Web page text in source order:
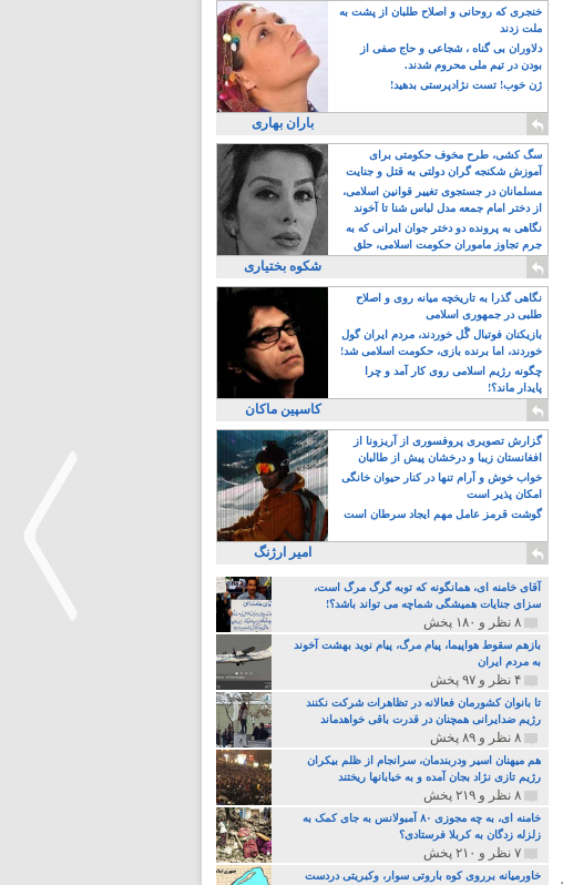
خنجری که روحانی و اصلاح طلبان از پشت به
ملت زدند
دلاوران بی گناه ، شجاعی و حاج صفی از
بودن در تیم ملی محروم شدند.
ژن خوب! تست نژادپرستی بدهید!
باران بهاری
سگ کشی، طرح مخوف حکومتی برای
آموزش شکنجه گران دولتی به قتل و جنایت
بیشتر
مسلمانان در جستجوی تغییر قوانین اسلامی،
از دختر امام جمعه مدل لباس شنا تا آخوند
مسلمان همجنسگرا!
نگاهی به پرونده دو دختر جوان ایرانی که به
جرم تجاوز ماموران حکومت اسلامی، حلق
آویز شدند!
شکوه بختیاری
نگاهی گذرا به تاریخچه میانه روی و اصلاح
طلبی در جمهوری اسلامی
بازیکنان فوتبال گًل خوردند، مردم ایران گول
خوردند، اما برنده بازی، حکومت اسلامی شد!
چگونه رژیم اسلامی روی کار آمد و چرا
پایدار ماند؟!
کاسپین ماکان
گزارش تصویری پروفسوری از آریزونا از
افغانستان زیبا و درخشان پیش از طالبان
خواب خوش و آرام تنها در کنار حیوان خانگی
امکان پذیر است
گوشت قرمز عامل مهم ایجاد سرطان است
امیر ارژنگ
آقای خامنه ای، همانگونه که توبه گرگ مرگ است،
سزای جنایات همیشگی شماچه می تواند باشد؟!
۸ نظر و ۱۸۰ پخش
بازهم سقوط هواپیما، پیام مرگ، پیام نوید بهشت آخوند
به مردم ایران
۴ نظر و ۹۷ پخش
تا بانوان کشورمان فعالانه در تظاهرات شرکت نکنند
رژیم ضدایرانی همچنان در قدرت باقی خواهدماند
۸ نظر و ۸۹ پخش
هم میهنان اسیر ودربندمان، سرانجام از ظلم بیکران
رژیم تازی نژاد بجان آمده و به خبابانها ریختند
۸ نظر و ۲۱۹ پخش
خامنه ای، به چه مجوزی ۸۰ آمبولانس به جای کمک به
زلزله زدگان به کربلا فرستادی؟
۷ نظر و ۲۱۰ پخش
خاورمیانه برروی کوه باروتی سوار، وکبریتی دردست